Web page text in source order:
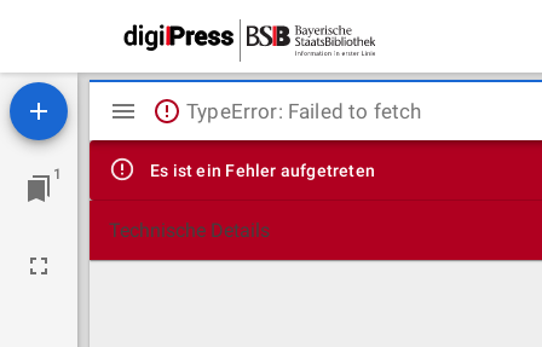
1
Mirador
Viewer
TypeError: Failed to fetch
Es ist ein Fehler aufgetreten
Technische Details